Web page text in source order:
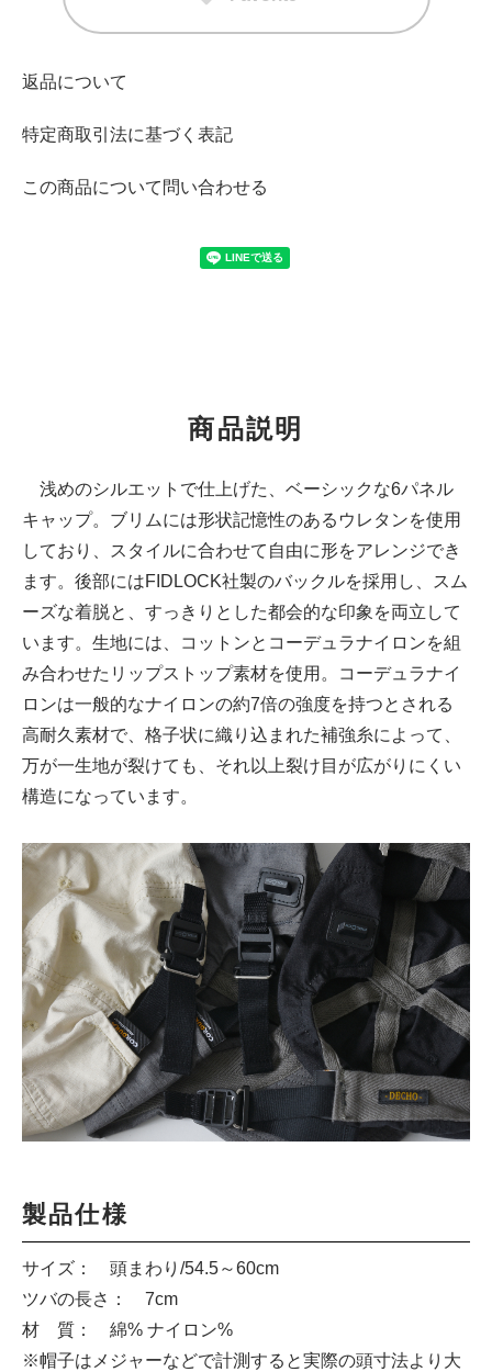
返品について
特定商取引法に基づく表記
この商品について問い合わせる
商品説明
浅めのシルエットで仕上げた、ベーシックな6パネル
キャップ。ブリムには形状記憶性のあるウレタンを使用
しており、スタイルに合わせて自由に形をアレンジでき
ます。後部にはFIDLOCK社製のバックルを採用し、スム
ーズな着脱と、すっきりとした都会的な印象を両立して
います。生地には、コットンとコーデュラナイロンを組
み合わせたリップストップ素材を使用。コーデュラナイ
ロンは一般的なナイロンの約7倍の強度を持つとされる
高耐久素材で、格子状に織り込まれた補強糸によって、
万が一生地が裂けても、それ以上裂け目が広がりにくい
構造になっています。
製品仕様
サイズ： 頭まわり/54.5～60cm
ツバの長さ： 7cm
材 質： 綿% ナイロン%
※帽子はメジャーなどで計測すると実際の頭寸法より大